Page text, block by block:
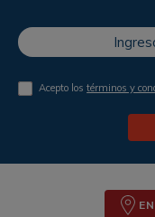
Acepto lostérminos y